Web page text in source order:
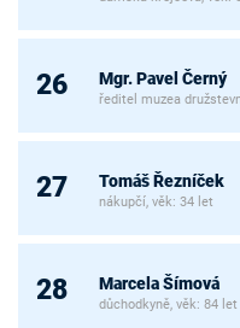
26 Mgr. Pavel Černý
ředitel muzea
27 Tomáš Řezníček
nákupčí, věk: 34 let
28 Marcela Šímová
důchodkyně, věk: 84 let